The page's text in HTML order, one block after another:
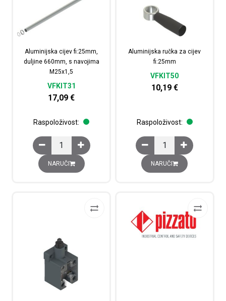
Aluminijska cijev fi:25mm,
duljine 660mm, s navojima
M25x1,5
VFKIT31
17,09€
Raspoloživost:
Aluminijska cijev fi:25mm, duljine 660mm, s navojima
NARUČI
Aluminijska ručka za cijev
fi:25mm
VFKIT50
10,19 €
Raspoloživost:
Aluminijska ručka za
NARUČI